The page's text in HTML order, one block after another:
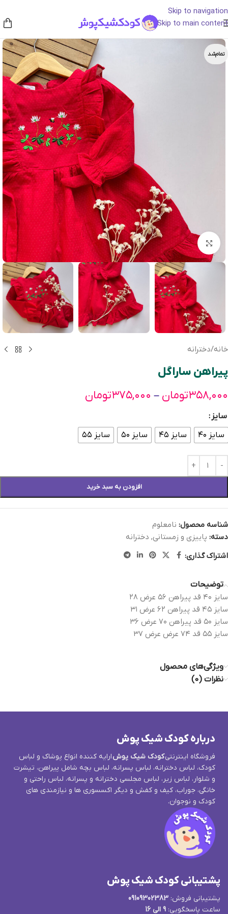
Skip to navigation
Skip to main content
تمام‌شد
بزرگنمایی تصویر
خانه/دخترانه
پیراهن ساراگل
۳۵۸,۰۰۰تومان – ۳۷۵,۰۰۰تومان
سایز
سایز ۴۰
سایز ۴۵ سایز ۵۰ سایز ۵۵
افزودن به سبد خرید
شناسه محصول: نامعلوم
دسته: پاییزی و زمستانی, دخترانه
اشتراک گذاری:
توضیحات
سایز ۴۰ قد پیراهن ۵۶ عرض ۲۸
سایز ۴۵ قد پیراهن ٦٢ عرض ٣١
سايز ٥٠ قد پيراهن ٧٠ عرض ٣٦
سايز ٥٥ قد ٧٤ عرض عرض ٣٧
ویژگی‌های محصول
نظرات (0)
درباره کودک شیک پوش
فروشگاه اینترنتیکودک شیک پوشارایه کننده انواع پوشاک و لباس
کودک، لباس دخترانه، لباس پسرانه، لباس بچه شامل پیراهن، تیشرت
و شلوار، لباس زیر، لباس مجلسی دخترانه و پسرانه، لباس راحتی و
خانگی، جوراب، کیف و کفش و دیگر اکسسوری ها و نیازمندی های
کودک و نوجوان.
پشتیبانی کودک شیک پوش
پشتیبانی فروش: 09109302383
ساعت پاسخگویی: 9 الی 16